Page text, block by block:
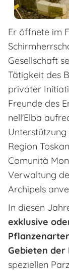
Er öffnete im
Gesellschaft
Tätigkeit des
privater
Freunde des
nell'Elba
Region
Comunità
Verwaltung
Archipels
In diesen
exklusive
Gebieten der
speziellen